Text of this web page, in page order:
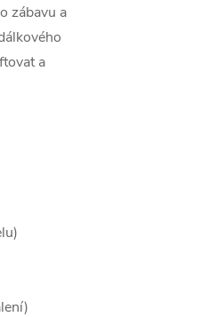
zábavu a
a